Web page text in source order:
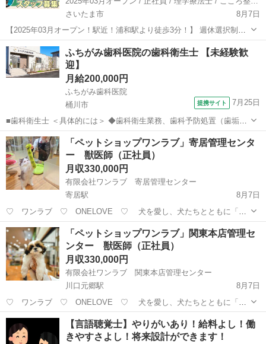
さいたま市
8月7日
【2025年03月オープン！駅近！浦和駅より徒歩3分！】 週休選択制！
残業ほぼなし！充実した研修制度を用意してます！ 一緒に職場を作り
上げませんか？一緒に働いていただける職員を募集します！ 理学療法
士 募集中！ ...
埼玉 さいたま市 その他 業務
ふちがみ歯科医院の歯科衛生士 【未経験歓
迎】
月給200,000円
ふちがみ歯科医院
桶川市
提携サイト 7月25日
■歯科衛生士 ＜具体的には＞ ◆歯科衛生業務、歯科予防処置（歯垢・
歯石の除去、口腔ケア、PMTC、フッ素塗布) ◆歯科診療補助（バキュ
ーム、器具の受け渡し、ライティング、印象採得・補助、レントゲン
撮影準備、インプラント...
埼玉 桶川市 歯科衛生士
「ペットショップワンラブ」寄居管理センタ
ー 獣医師（正社員）
月収330,000円
有限会社ワンラブ 寄居管理センター
寄居駅
8月7日
♡ ワンラブ ♡ ONELOVE ♡ 犬を愛し、犬たちとともに「平
和（幸せ）」を届けたい！ そんな想いから、私たち「ワンラブ」は誕
生しました。 ペット業界のプロショップとして、 動物たちの命の尊さ
を第一に考...
埼玉 大里郡 寄居駅
「ペットショップワンラブ」関東本店管理セ
ンター 獣医師（正社員）
月収330,000円
有限会社ワンラブ 関東本店管理センター
川口元郷駅
8月7日
♡ ワンラブ ♡ ONELOVE ♡ 犬を愛し、犬たちとともに「平
和（幸せ）」を届けたい！ そんな想いから、私たち「ワンラブ」は誕
生しました。 ペット業界のプロショップとして、 動物たちの命の尊さ
を第一に考...
埼玉 川口市 川口元郷駅 医師
【言語聴覚士】やりがいあり！給料よし！働
きやすさよし！将来設計ができます！